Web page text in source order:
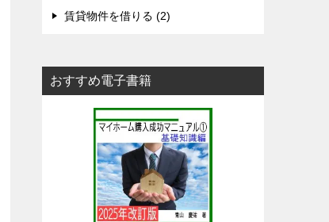
賃貸物件を借りる (2)
おすすめ電子書籍